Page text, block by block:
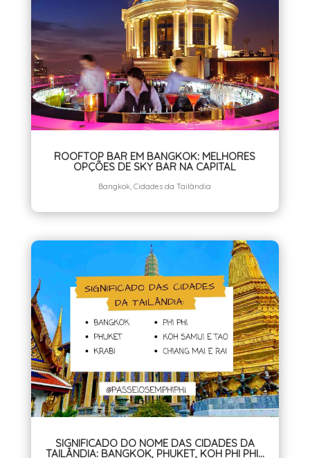
ROOFTOP BAR EM BANGKOK: MELHORES
OPÇÕES DE SKY BAR NA CAPITAL
Bangkok,Cidades da Tailândia
SIGNIFICADO DO NOME DAS CIDADES DA
TAILÂNDIA: BANGKOK, PHUKET, KOH PHI PHI…